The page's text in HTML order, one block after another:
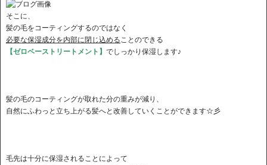
そこに、
髪の毛をコーティングするのではなく
必要な保湿成分を内部に閉じ込める ことのできる
【ゼロベーストリートメント】 でしっかり保湿します♪
髪の毛のコーティングが取れた分の重みが減り、
自然にふわっと立ち上がる髪へと改善していくことができます☆彡
毛先は十分に保湿されることによって